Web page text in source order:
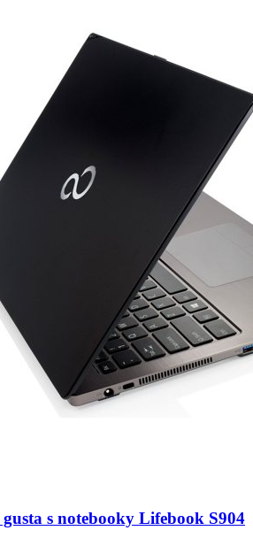
s notebooky Lifebook S904